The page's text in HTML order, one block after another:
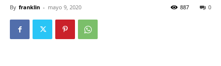
By franklin - mayo 9, 2020 0
887